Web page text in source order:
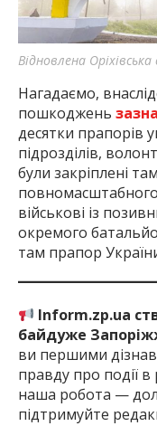
Відновлена
Нагадаємо,
пошкоджень
десятки прапорів
підрозділів,
були закріплені
військові із
окремого
там прапор
Inform.zp.ua
байдуже
ви першими
правду про події
наша робота —
підтримуйте